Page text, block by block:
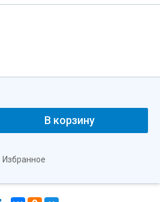
В корзину
Избранное